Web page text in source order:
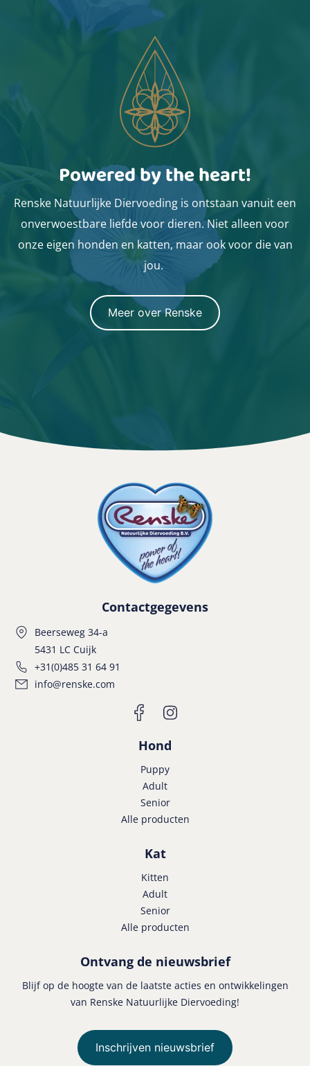
Powered by the heart!
Renske Natuurlijke Diervoeding is ontstaan vanuit een
onverwoestbare liefde voor dieren. Niet alleen voor
onze eigen honden en katten, maar ook voor die van
jou.
Meer over Renske
Contactgegevens
Beerseweg 34-a
5431 LC Cuijk
+31(0)485 31 64 91
info@renske.com
Hond
Puppy
Adult
Senior
Alle producten
Kat
Kitten
Adult
Senior
Alle producten
Ontvang de nieuwsbrief
Blijf op de hoogte van de laatste acties en ontwikkelingen
van Renske Natuurlijke Diervoeding!
Inschrijven nieuwsbrief